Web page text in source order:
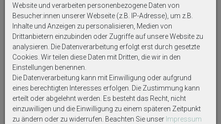
Kerzen nicht in Reichweite von Kindern und Tieren
brennen lassen.
Die Kerzen nicht auf oder in der Nähe von leicht
entflammbaren Gegenständen brennen lassen.
Auf Produktbildern abgebildetes Zubehör sowie
Dekoartikel gehören nicht zum Lieferumfang, sofern
diese nicht ausdrücklich eingeschlossen werden.
Website und verarbeiten personenbezogene Daten von
Besucher:innen unserer Webseite (z.B. IP-Adresse), um z.B.
Inhalte und Anzeigen zu personalisieren, Medien von
Drittanbietern einzubinden oder Zugriffe auf unsere Website zu
analysieren. Die Datenverarbeitung erfolgt erst durch gesetzte
Cookies. Wir teilen diese Daten mit Dritten, die wir in den
Einstellungen benennen.
Die Datenverarbeitung kann mit Einwilligung oder aufgrund
eines berechtigten Interesses erfolgen. Die Zustimmung kann
erteilt oder abgelehnt werden. Es besteht das Recht, nicht
einzuwilligen und die Einwilligung zu einem späteren Zeitpunkt
zu ändern oder zu widerrufen. Beachten Sie unser Impressum